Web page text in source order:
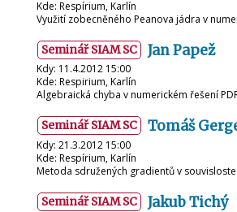
Kde: Respírium, Karlín
Využití zobecněného Peanova jádra v
Seminář SIAM SC Jan Papež
Kdy: 11.4.2012 15:00
Kde: Respirium, Karlín
Algebraická chyba v numerickém řešení
Seminář SIAM SC Tomáš
Kdy: 21.3.2012 15:00
Kde: Respírium, Karlín
Metoda sdružených gradientů v
Seminář SIAM SC Jakub Tichý